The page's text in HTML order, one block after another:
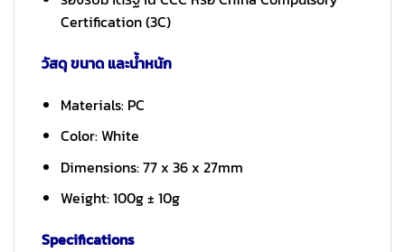
Certification (3C)
วัสดุ ขนาด และน้ำหนัก
Materials: PC
Color: White
Dimensions: 77 x 36 x 27mm
Weight: 100g ± 10g
Specifications